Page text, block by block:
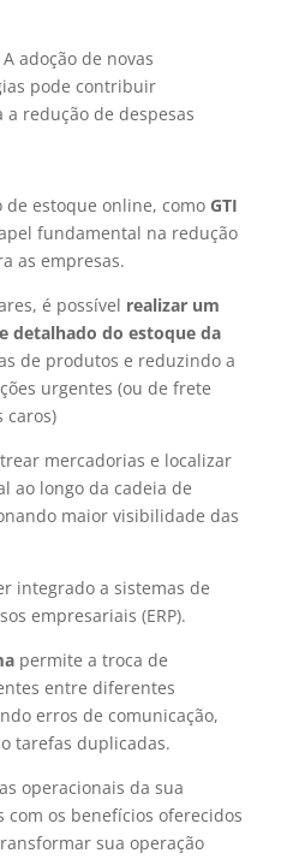
A adoção de novas
pode contribuir
redução de despesas
de estoque online, como GTI
fundamental na redução
as empresas.
é possível realizar um
detalhado do estoque da
de produtos e reduzindo a
urgentes (ou de frete
caros)
mercadorias e localizar
ao longo da cadeia de
maior visibilidade das
integrado a sistemas de
empresariais (ERP).
permite a troca de
entre diferentes
erros de comunicação,
tarefas duplicadas.
operacionais da sua
com os benefícios oferecidos
sua operação